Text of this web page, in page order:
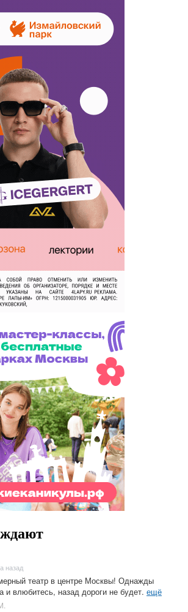
назад
театр в центре Москвы! Однажды
и влюбитесь, назад дороги не будет. ещё